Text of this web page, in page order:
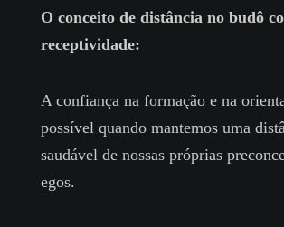
O conceito de distância no budô
receptividade:
A confiança na formação e na
possível quando mantemos uma
saudável de nossas próprias
egos.